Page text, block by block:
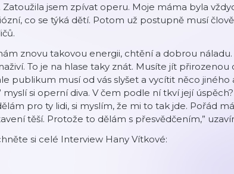
Zatoužila jsem zpívat operu. Moje máma byla
co se týká dětí. Potom už postupně musí
znovu takovou energii, chtění a dobrou
To je na hlase taky znát. Musíte jít
publikum musí od vás slyšet a vycítit něco
myslí si operní diva. V čem podle ní tkví její
pro ty lidi, si myslím, že mi to tak jde. Pořád
těší. Protože to dělám s přesvědčením,”
si celé Interview Hany Vítkové: